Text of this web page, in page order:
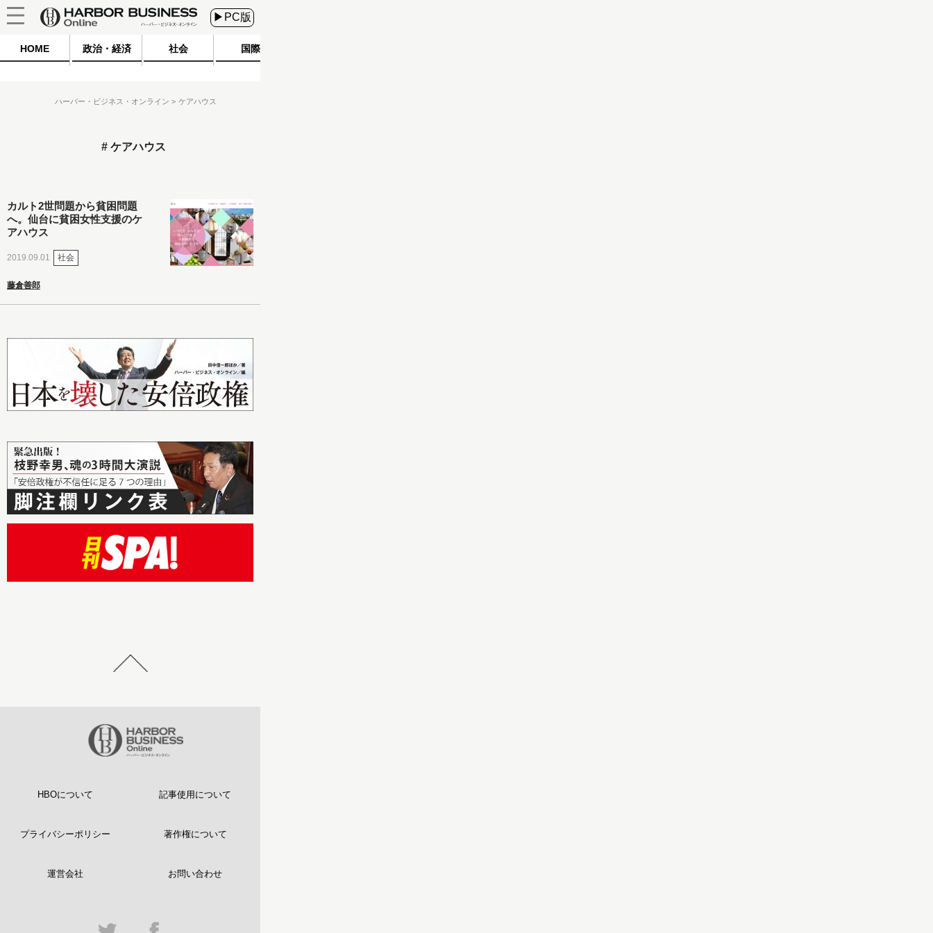
▶PC版
HOME 政治・経済 社会 国際
ハーバー・ビジネス・オンライン ケアハウス
ケアハウス
カルト2世問題から貧困問題
へ。仙台に貧困女性支援のケ
アハウス
2019.09.01 社会
藤倉善郎
HBOについて 記事使用について
プライバシーポリシー 著作権について
運営会社 お問い合わせ